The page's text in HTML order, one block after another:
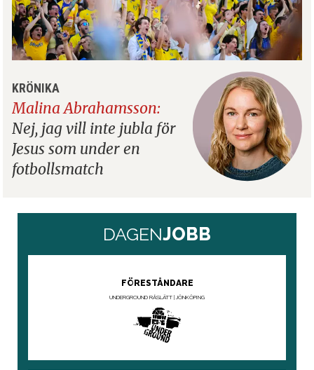
KRÖNIKA
Malina Abrahamsson:
Nej, jag vill inte jubla för
Jesus som under en
fotbollsmatch